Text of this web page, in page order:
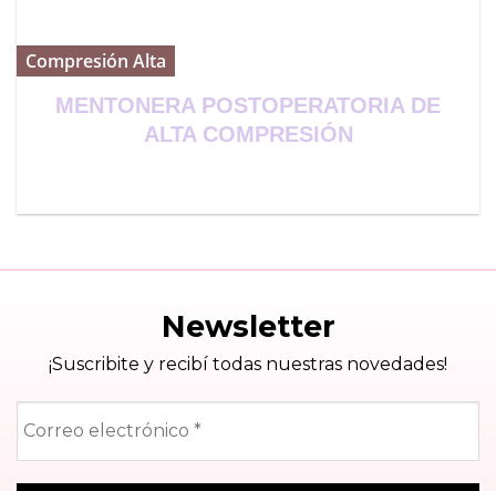
Compresión Alta
MENTONERA POSTOPERATORIA DE
ALTA COMPRESIÓN
Newsletter
¡Suscribite y recibí todas nuestras novedades!
electrónico
*